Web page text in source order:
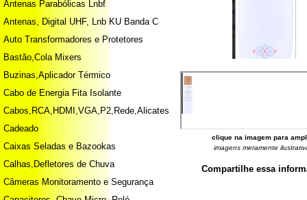
Antenas Parabólicas Lnbf
Antenas, Digital UHF, Lnb KU Banda C
Auto Transformadores e Protetores
Bastão,Cola Mixers
Buzinas,Aplicador Térmico
Cabo de Energia Fita Isolante
Cabos,RCA,HDMI,VGA,P2,Rede,Alicates
Cadeado
Caixas Seladas e Bazookas
Calhas,Defletores de Chuva
Câmeras Monitoramento e Segurança
clique na imagem para
imagens meramente
Compartilhe essa